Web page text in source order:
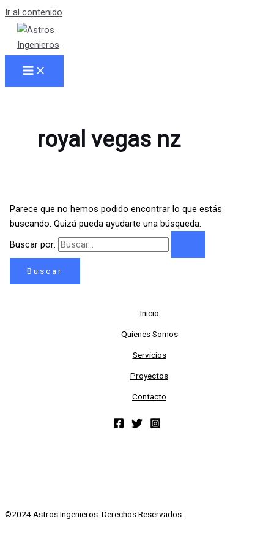
Ir al contenido
royal vegas nz
Parece que no hemos podido encontrar lo que estás
buscando. Quizá pueda ayudarte una búsqueda.
Buscar por:
Inicio
Quienes Somos
Servicios
Proyectos
Contacto
©2024 Astros Ingenieros. Derechos Reservados.